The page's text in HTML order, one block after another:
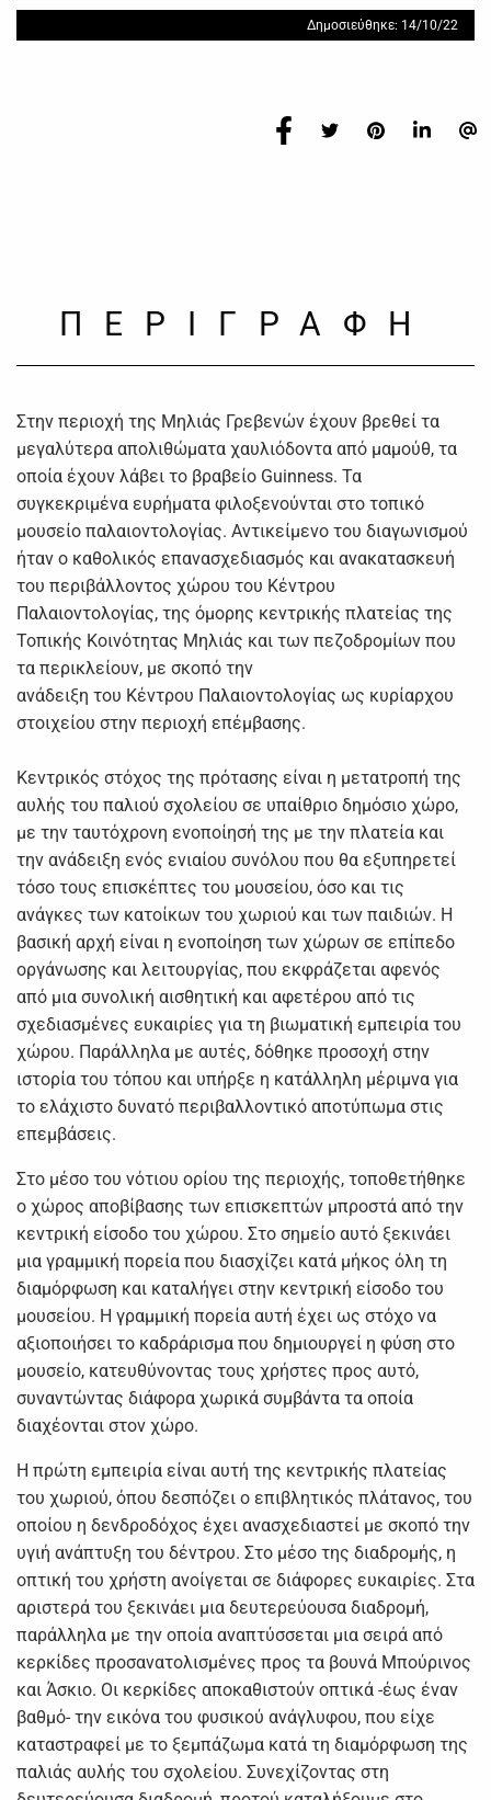
Δημοσιεύθηκε: 14/10/22
ΠΕΡΙΓΡΑΦΗ
Στην περιοχή της Μηλιάς Γρεβενών έχουν βρεθεί τα
μεγαλύτερα απολιθώματα χαυλιόδοντα από μαμούθ, τα
οποία έχουν λάβει το βραβείο Guinness. Τα
συγκεκριμένα ευρήματα φιλοξενούνται στο τοπικό
μουσείο παλαιοντολογίας. Αντικείμενο του διαγωνισμού
ήταν ο καθολικός επανασχεδιασμός και ανακατασκευή
του περιβάλλοντος χώρου του Κέντρου
Παλαιοντολογίας, της όμορης κεντρικής πλατείας της
Τοπικής Κοινότητας Μηλιάς και των πεζοδρομίων που
τα περικλείουν, με σκοπό την
ανάδειξη του Κέντρου Παλαιοντολογίας ως κυρίαρχου
στοιχείου στην περιοχή επέμβασης.
Κεντρικός στόχος της πρότασης είναι η μετατροπή της
αυλής του παλιού σχολείου σε υπαίθριο δημόσιο χώρο,
με την ταυτόχρονη ενοποίησή της με την πλατεία και
την ανάδειξη ενός ενιαίου συνόλου που θα εξυπηρετεί
τόσο τους επισκέπτες του μουσείου, όσο και τις
ανάγκες των κατοίκων του χωριού και των παιδιών. Η
βασική αρχή είναι η ενοποίηση των χώρων σε επίπεδο
οργάνωσης και λειτουργίας, που εκφράζεται αφενός
από μια συνολική αισθητική και αφετέρου από τις
σχεδιασμένες ευκαιρίες για τη βιωματική εμπειρία του
χώρου. Παράλληλα με αυτές, δόθηκε προσοχή στην
ιστορία του τόπου και υπήρξε η κατάλληλη μέριμνα για
το ελάχιστο δυνατό περιβαλλοντικό αποτύπωμα στις
επεμβάσεις.
Στο μέσο του νότιου ορίου της περιοχής, τοποθετήθηκε
ο χώρος αποβίβασης των επισκεπτών μπροστά από την
κεντρική είσοδο του χώρου. Στο σημείο αυτό ξεκινάει
μια γραμμική πορεία που διασχίζει κατά μήκος όλη τη
διαμόρφωση και καταλήγει στην κεντρική είσοδο του
μουσείου. Η γραμμική πορεία αυτή έχει ως στόχο να
αξιοποιήσει το καδράρισμα που δημιουργεί η φύση στο
μουσείο, κατευθύνοντας τους χρήστες προς αυτό,
συναντώντας διάφορα χωρικά συμβάντα τα οποία
διαχέονται στον χώρο.
Η πρώτη εμπειρία είναι αυτή της κεντρικής πλατείας
του χωριού, όπου δεσπόζει ο επιβλητικός πλάτανος, του
οποίου η δενδροδόχος έχει ανασχεδιαστεί με σκοπό την
υγιή ανάπτυξη του δέντρου. Στο μέσο της διαδρομής, η
οπτική του χρήστη ανοίγεται σε διάφορες ευκαιρίες. Στα
αριστερά του ξεκινάει μια δευτερεύουσα διαδρομή,
παράλληλα με την οποία αναπτύσσεται μια σειρά από
κερκίδες προσανατολισμένες προς τα βουνά Μπούρινος
και Άσκιο. Οι κερκίδες αποκαθιστούν οπτικά -έως έναν
βαθμό- την εικόνα του φυσικού ανάγλυφου, που είχε
καταστραφεί με το ξεμπάζωμα κατά τη διαμόρφωση της
παλιάς αυλής του σχολείου. Συνεχίζοντας στη